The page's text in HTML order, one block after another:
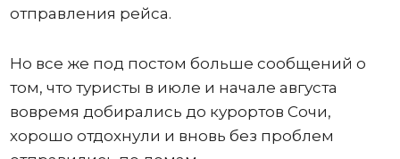
отправления рейса.
Но все же под постом больше сообщений о
том, что туристы в июле и начале августа
вовремя добирались до курортов Сочи,
хорошо отдохнули и вновь без проблем